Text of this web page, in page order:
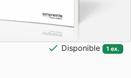
check Disponible 1 ex.